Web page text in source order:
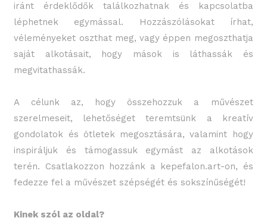
iránt érdeklődők találkozhatnak és kapcsolatba
léphetnek egymással. Hozzászólásokat írhat,
véleményeket oszthat meg, vagy éppen megoszthatja
saját alkotásait, hogy mások is láthassák és
megvitathassák.
A célunk az, hogy összehozzuk a művészet
szerelmeseit, lehetőséget teremtsünk a kreatív
gondolatok és ötletek megosztására, valamint hogy
inspiráljuk és támogassuk egymást az alkotások
terén. Csatlakozzon hozzánk a kepefalon.art-on, és
fedezze fel a művészet szépségét és sokszínűségét!
Kinek szól az oldal?